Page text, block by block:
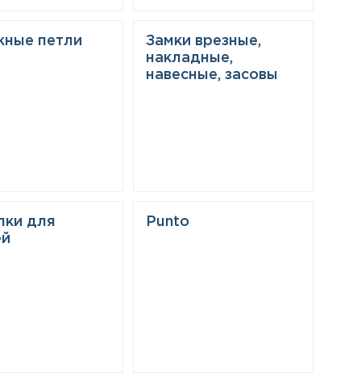
петли
Замки врезные,
накладные,
навесные, засовы
для
Punto